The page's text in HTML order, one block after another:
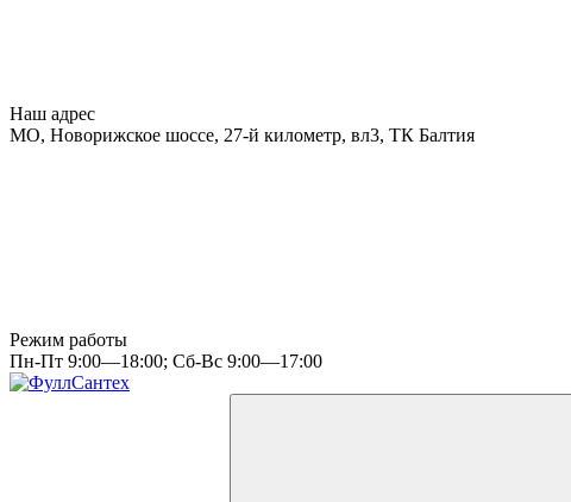
Наш адрес
МО, Новорижское шоссе, 27-й километр, вл3, ТК Балтия
Режим работы
Пн-Пт 9:00—18:00; Сб-Вс 9:00—17:00